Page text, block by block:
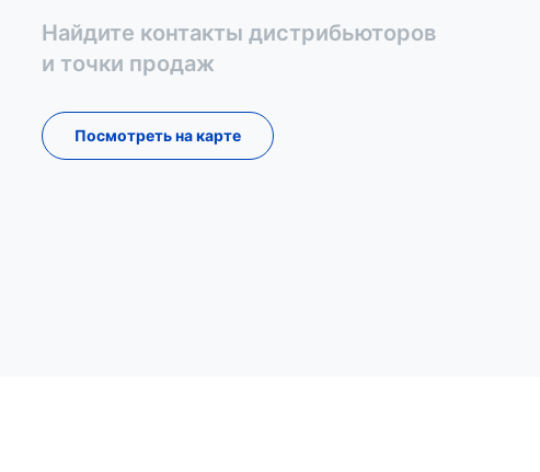
Найдите контакты дистрибьюторов
и точки продаж
Посмотреть на карте